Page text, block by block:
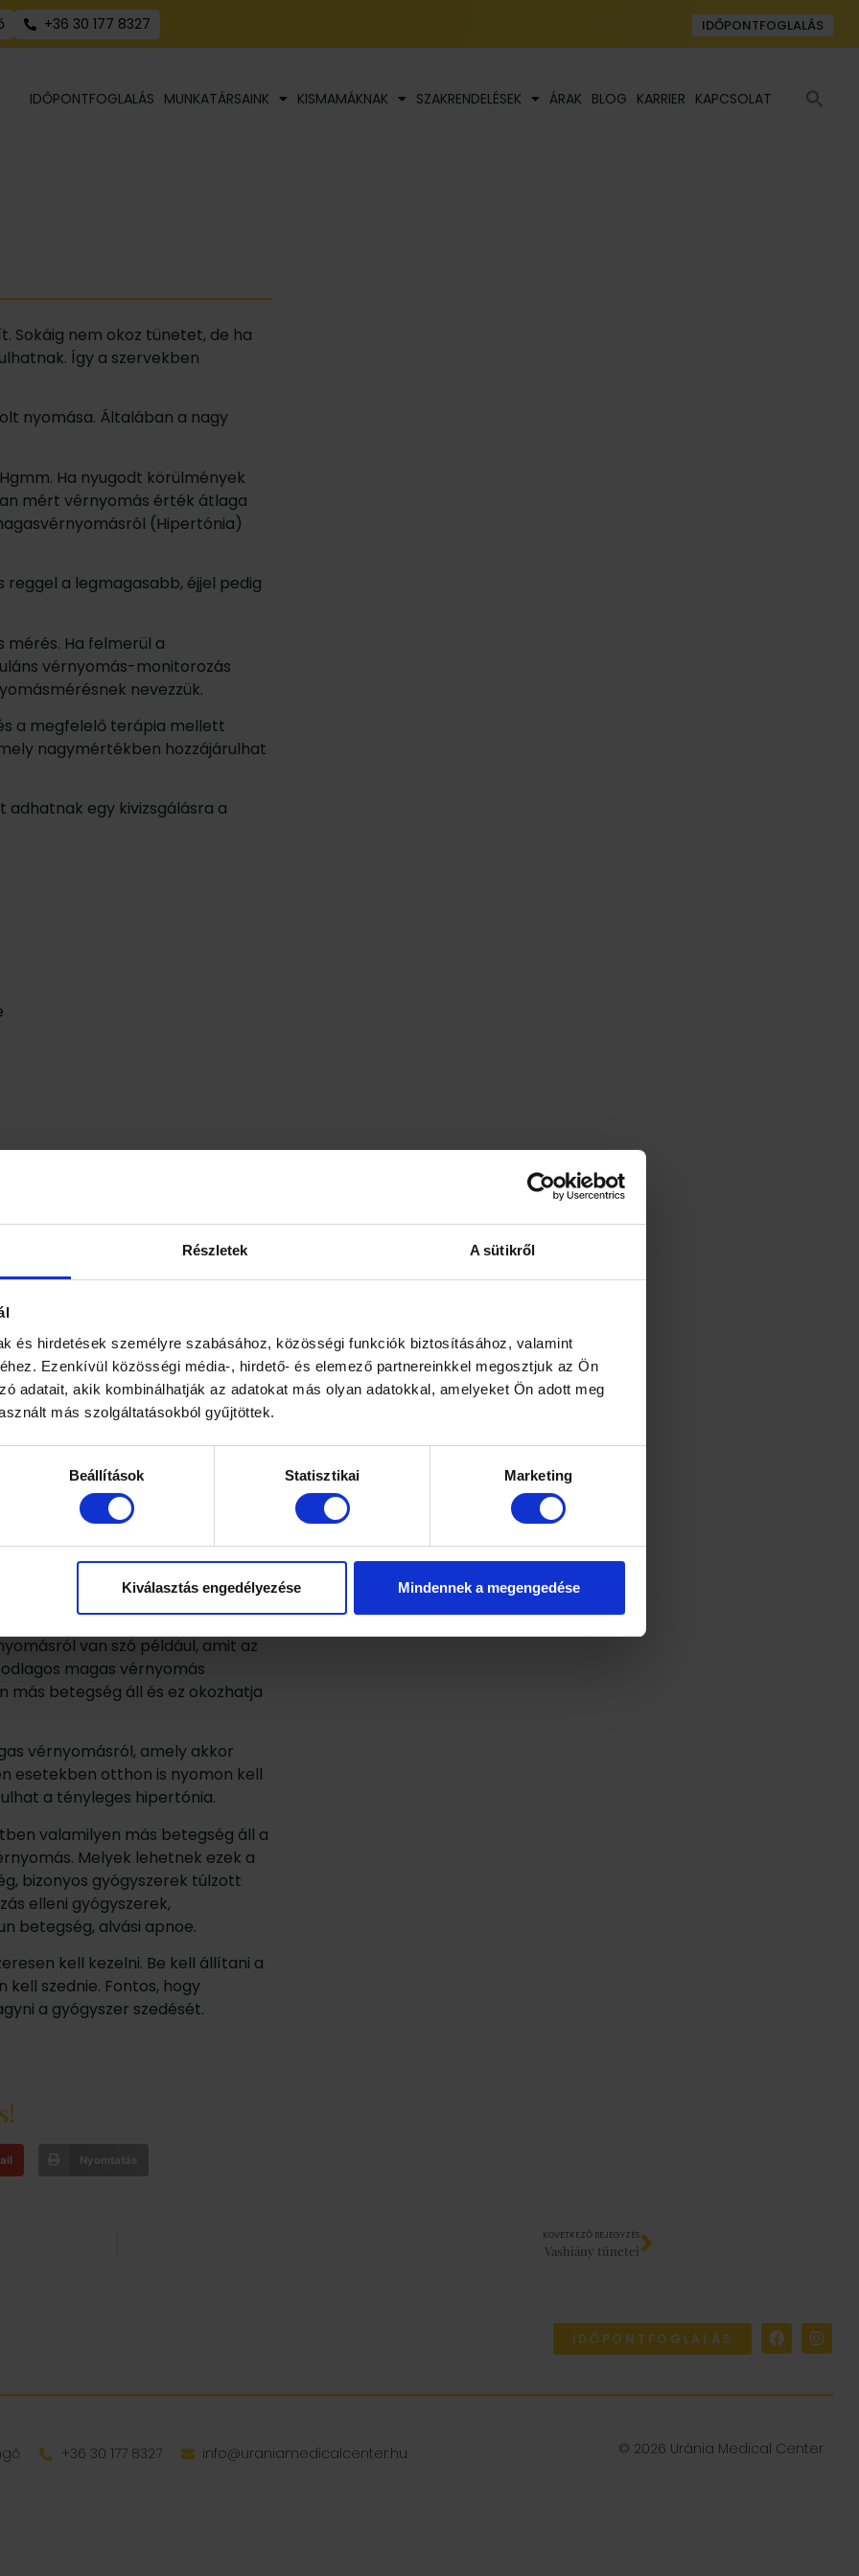
Részletek A sütikről
és hirdetések személyre szabásához, közösségi funkciók biztosításához, valamint
Ezenkívül közösségi média-, hirdető- és elemező partnereinkkel megosztjuk az Ön
adatait, akik kombinálhatják az adatokat más olyan adatokkal, amelyeket Ön adott meg
más szolgáltatásokból gyűjtöttek.
Beállítások Statisztikai Marketing
Kiválasztás engedélyezése Mindennek a megengedése
+36 30 177 8327 IDŐPONTFOGLALÁS
IDŐPONTFOGLALÁS MUNKATÁRSAINK KISMAMÁKNAK SZAKRENDELÉSEK ÁRAK BLOG KARRIER KAPCSOLAT
Sokáig nem okoz tünetet, de ha
Így a szervekben
nyomása. Általában a nagy
Ha nyugodt körülmények
mért vérnyomás érték átlaga
(Hipertónia)
a legmagasabb, éjjel pedig
mérés. Ha felmerül a
vérnyomás-monitorozás
nevezzük.
a megfelelő terápia mellett
nagymértékben hozzájárulhat
adhatnak egy kivizsgálásra a
a fejfájás illetve a lüktetés
is. Ugyanis a
van panasz, akkor a szív-és
okozta érszűkület alakulhat ki a
a szem erei károsodnak
is kialakulhat.
mozgásszegény
a kockázatát.
megtartásával, a dohányzás
a megfelelő diéta
a kockázata.
magasvérnyomás. Ebben
van szó például, amit az
magas vérnyomás
más betegség áll és ez okozhatja
vérnyomásról, amely akkor
esetekben otthon is nyomon kell
a tényleges hipertónia.
valamilyen más betegség áll a
Melyek lehetnek ezek a
bizonyos gyógyszerek túlzott
elleni gyógyszerek,
betegség, alvási apnoe.
kell kezelni. Be kell állítani a
szednie. Fontos, hogy
a gyógyszer szedését.
Nyomtatás
KÖVETKEZŐ BEJEGYZÉS
Vashiány tünetei
IDŐPONTFOGLALÁS
+36 30 177 8327
info@uraniamedicalcenter.hu
© 2026 Uránia Medical Center